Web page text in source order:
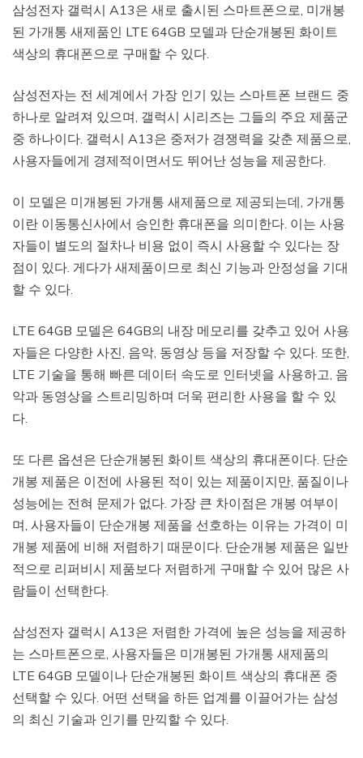
삼성전자 갤럭시 A13은 새로 출시된 스마트폰으로, 미개봉
된 가개통 새제품인 LTE 64GB 모델과 단순개봉된 화이트
색상의 휴대폰으로 구매할 수 있다.
삼성전자는 전 세계에서 가장 인기 있는 스마트폰 브랜드 중
하나로 알려져 있으며, 갤럭시 시리즈는 그들의 주요 제품군
중 하나이다. 갤럭시 A13은 중저가 경쟁력을 갖춘 제품으로,
사용자들에게 경제적이면서도 뛰어난 성능을 제공한다.
이 모델은 미개봉된 가개통 새제품으로 제공되는데, 가개통
이란 이동통신사에서 승인한 휴대폰을 의미한다. 이는 사용
자들이 별도의 절차나 비용 없이 즉시 사용할 수 있다는 장
점이 있다. 게다가 새제품이므로 최신 기능과 안정성을 기대
할 수 있다.
LTE 64GB 모델은 64GB의 내장 메모리를 갖추고 있어 사용
자들은 다양한 사진, 음악, 동영상 등을 저장할 수 있다. 또한,
LTE 기술을 통해 빠른 데이터 속도로 인터넷을 사용하고, 음
악과 동영상을 스트리밍하며 더욱 편리한 사용을 할 수 있
다.
또 다른 옵션은 단순개봉된 화이트 색상의 휴대폰이다. 단순
개봉 제품은 이전에 사용된 적이 있는 제품이지만, 품질이나
성능에는 전혀 문제가 없다. 가장 큰 차이점은 개봉 여부이
며, 사용자들이 단순개봉 제품을 선호하는 이유는 가격이 미
개봉 제품에 비해 저렴하기 때문이다. 단순개봉 제품은 일반
적으로 리퍼비시 제품보다 저렴하게 구매할 수 있어 많은 사
람들이 선택한다.
삼성전자 갤럭시 A13은 저렴한 가격에 높은 성능을 제공하
는 스마트폰으로, 사용자들은 미개봉된 가개통 새제품의
LTE 64GB 모델이나 단순개봉된 화이트 색상의 휴대폰 중
선택할 수 있다. 어떤 선택을 하든 업계를 이끌어가는 삼성
의 최신 기술과 인기를 만끽할 수 있다.